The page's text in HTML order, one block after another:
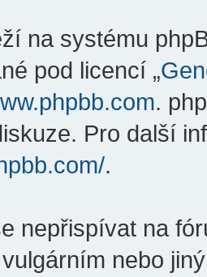
na systému
pod licencí „
.
Pro další
.
nepřispívat na
nebo